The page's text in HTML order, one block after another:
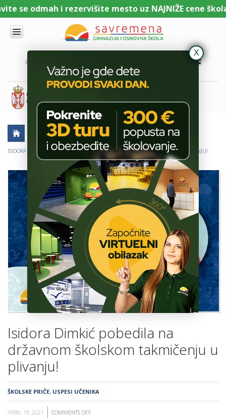
se odmah i rezervišite mesto uz NAJNIŽE cene
PORTAL ZA UČENIKE
NAMA
KOMBINOVANI
PROGRAM
NACIONALNI
PROGRAM
PROGRAM
SAVREMENO
OBRAZOVANJE
VESTI
ERASMUS+
OSNOVNA
ŠKOLA
AKTUELNO ŠKOLSKE PRIČE USPESI UČENIKA
ISIDORA DIMKIĆ POBEDILA NA DRŽAVNOM ŠKOLSKOM TAKMIČENJU U PLIVANJU!
Isidora Dimkić pobedila na
državnom školskom takmičenju u
plivanju!
ŠKOLSKE PRIČE, USPESI UČENIKA
APRIL 19, 2021 COMMENTS OFF